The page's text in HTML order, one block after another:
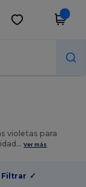
Descargar app
violetas para
Ver más
Filtrar ✓